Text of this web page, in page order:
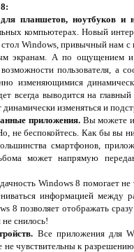
планшетов, ноутбуков и
компьютерах. Новый
Windows, привычный нам
экранам. А по ощущением
пользователя, а
изменяющимися
всегда выводится на
изменяться и
приложения. Вы можете
не беспокойтесь. Как бы вы
смартфонов,
может напрямую
Windows 8 помогает
информацией между
8 позволяет отображать
снилось!
Все приложения для
чувствительны к